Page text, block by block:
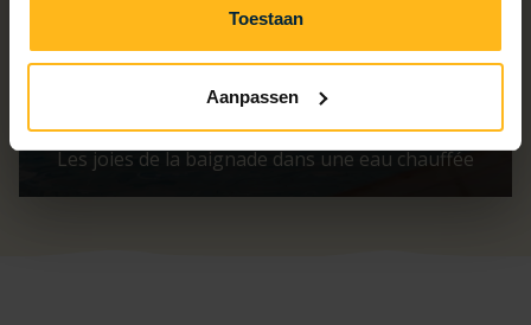
Toestaan
Aanpassen
Juultjes Piscine
Les joies de la baignade dans une eau chauffée